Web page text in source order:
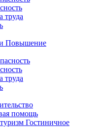
труда
Повышение
труда
помощь
Гостиничное